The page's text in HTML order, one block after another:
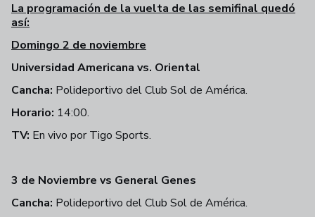
La programación de la vuelta de las semifinal quedó
así:
Domingo 2 de noviembre
Universidad Americana vs. Oriental
Cancha: Polideportivo del Club Sol de América.
Horario: 14:00.
TV: En vivo por Tigo Sports.
3 de Noviembre vs General Genes
Cancha: Polideportivo del Club Sol de América.